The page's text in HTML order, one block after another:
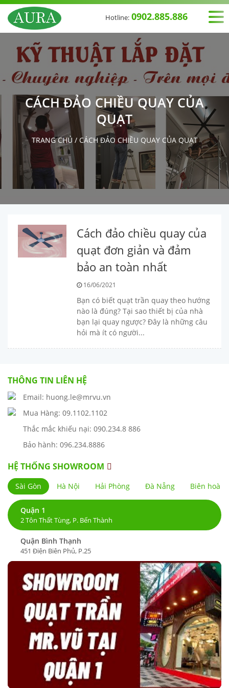
Hotline: 0902.885.886
CÁCH ĐẢO CHIỀU QUAY CỦA
QUẠT
TRANG CHỦ/ CÁCH ĐẢO CHIỀU QUAY CỦA QUẠT
Cách đảo chiều quay của
quạt đơn giản và đảm
bảo an toàn nhất
16/06/2021
Bạn có biết quạt trần quay theo hướng
nào là đúng? Tại sao thiết bị của nhà
bạn lại quay ngược? Đây là những câu
hỏi mà ít có người...
THÔNG TIN LIÊN HỆ
Email: huong.le@mrvu.vn
Mua Hàng: 09.1102.1102
Thắc mắc khiếu nại: 090.234.8 886
Bảo hành: 096.234.8886
HỆ THỐNG SHOWROOM
Sài Gòn Hà Nội Hải Phòng Đà Nẵng Biên hoà
Quận 1
2 Tôn Thất Tùng, P. Bến Thành
Quận Bình Thạnh
451 Điện Biên Phủ, P.25